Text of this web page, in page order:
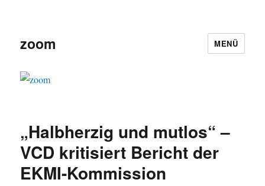
zoom MENÜ
„Halbherzig und mutlos“ –
VCD kritisiert Bericht der
EKMI-Kommission